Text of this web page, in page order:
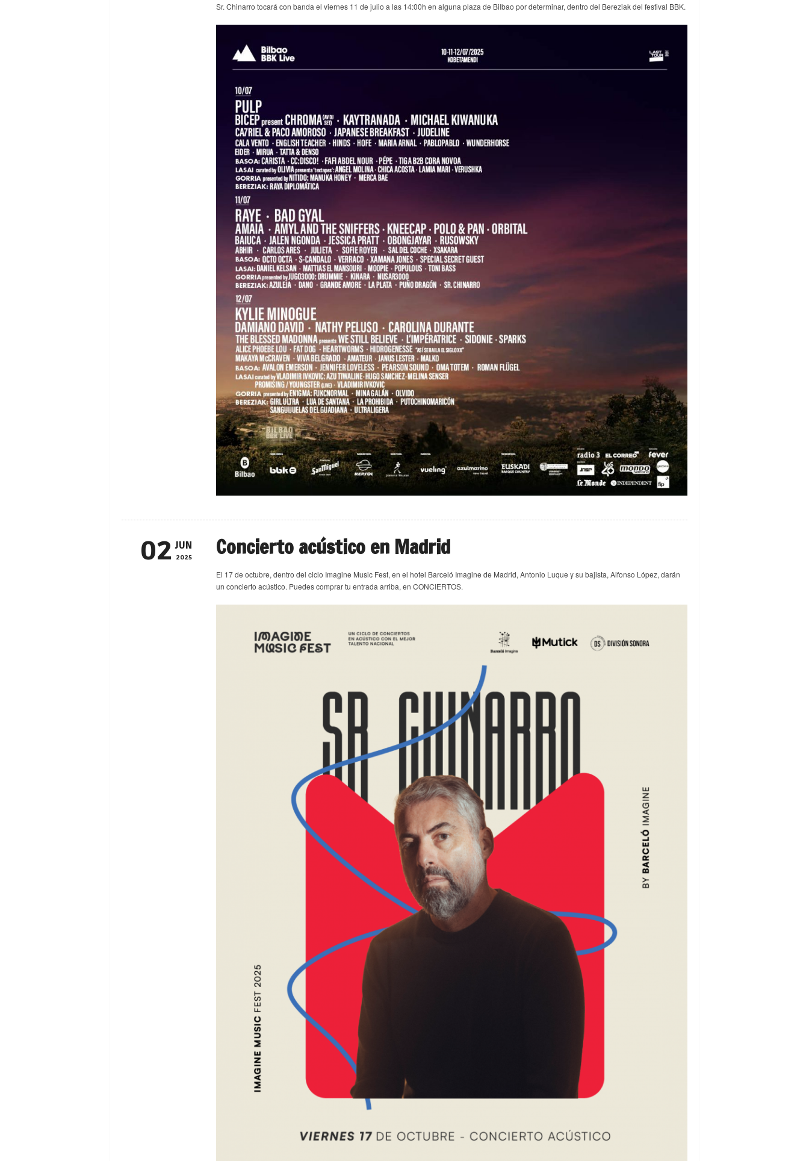
Sr. Chinarro tocará con banda el viernes 11 de julio a las 14:00h en alguna plaza de Bilbao por determinar, dentro del Bereziak del festival BBK.
02 JUN
2025 Concierto acústico en Madrid
El 17 de octubre, dentro del ciclo Imagine Music Fest, en el hotel Barceló Imagine de Madrid, Antonio Luque y su bajista, Alfonso López, darán
un concierto acústico. Puedes comprar tu entrada arriba, en CONCIERTOS.